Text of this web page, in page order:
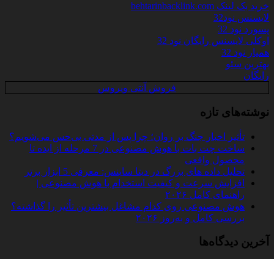
خرید بک لینک behtarinbacklink.com
لایسنس نود32
پسورد نود 32
اوکلی لایسنس رایگان نود 32
همیار نود 32
بهترین سئو
رایگان
فروش آنتی ویروس
نوشته‌های تازه
تأثیر اخبار جنگ بر روان؛ چرا پس از مدتی بی‌حس می‌شویم؟
ساخت چت‌ بات با هوش مصنوعی در 7 مرحله از ایده تا
محصول واقعی
تحلیل داده‌ های بزرگ در دیتا ساینس: معرفی 5 ابزار برتر
افزایش سرعت و کیفیت استخدام با هوش مصنوعی |
راهنمای کامل ۲۰۲۶
هوش مصنوعی روی کدام مشاغل بیشترین تأثیر را گذاشته؟
بررسی کامل و به‌روز ۲۰۲۶
آخرین دیدگاه‌ها